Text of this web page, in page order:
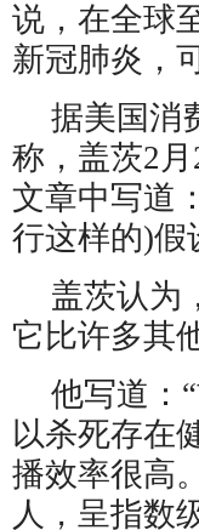
说，在全球
新冠肺炎，
据美国消
称，盖茨2
文章中写道
行这样的)假
盖茨认为
它比许多其
他写道：
以杀死存在
播效率很高
人，呈指数